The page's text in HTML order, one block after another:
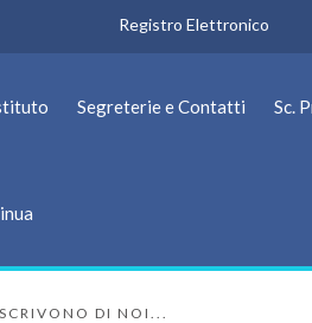
Registro Elettronico
Segreterie e Contatti Sc.
SCRIVONO DI NOI...